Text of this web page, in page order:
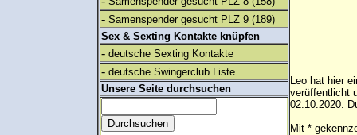
- Samenspender gesucht PLZ 9 (189)
Sex & Sexting Kontakte knüpfen
- deutsche Sexting Kontakte
- deutsche Swingerclub Liste
Unsere Seite durchsuchen
Leo hat hier
verüffentlicht
02.10.2020.
Mit *